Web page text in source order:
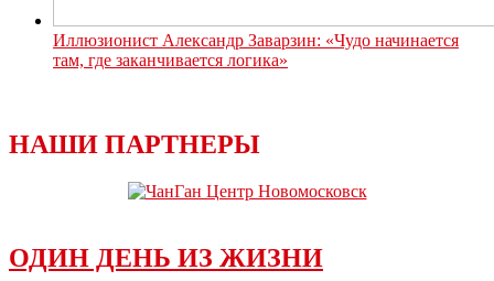
Иллюзионист Александр Заварзин: «Чудо начинается
там, где заканчивается логика»
НАШИ ПАРТНЕРЫ
ОДИН ДЕНЬ ИЗ ЖИЗНИ